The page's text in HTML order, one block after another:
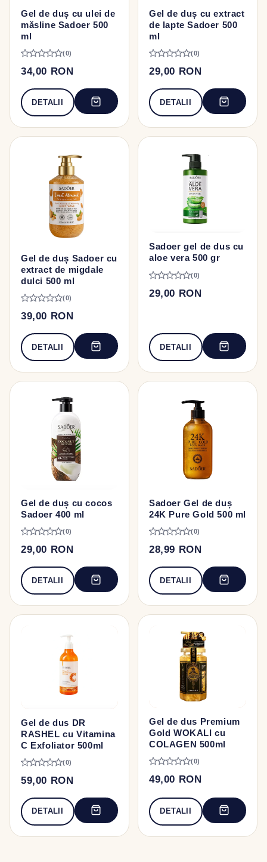
Gel de duș cu ulei de
măsline Sadoer 500
ml
(0)
34,00 RON
DETALII
Gel de duș cu extract
de lapte Sadoer 500
ml
(0)
29,00 RON
DETALII
Gel de duș Sadoer cu
extract de migdale
dulci 500 ml
(0)
39,00 RON
DETALII
Sadoer gel de dus cu
aloe vera 500 gr
(0)
29,00 RON
DETALII
Gel de duș cu cocos
Sadoer 400 ml
(0)
29,00 RON
DETALII
Sadoer Gel de duș
24K Pure Gold 500 ml
(0)
28,99 RON
DETALII
Gel de dus DR
RASHEL cu Vitamina
C Exfoliator 500ml
(0)
59,00 RON
DETALII
Gel de dus Premium
Gold WOKALI cu
COLAGEN 500ml
(0)
49,00 RON
DETALII